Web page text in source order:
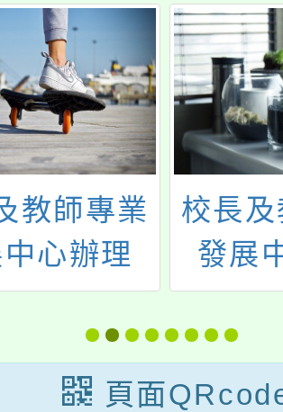
教師專業
心辦理
回饋人才
訓研習實
計畫」
校長
發展
「專
培訓
頁面